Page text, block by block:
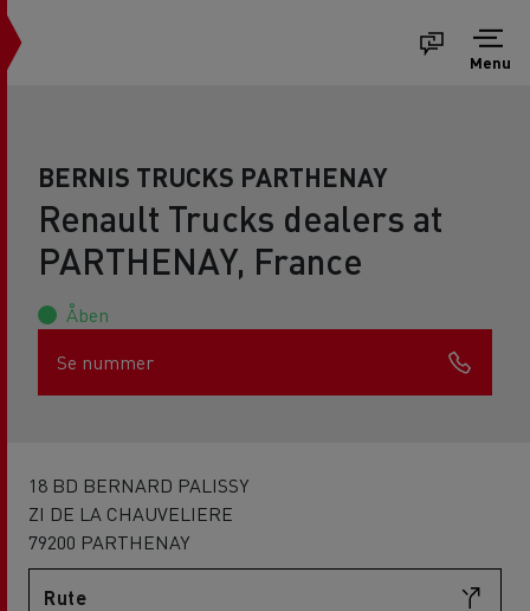
Menu
BERNIS TRUCKS PARTHENAY
Renault Trucks dealers at
PARTHENAY, France
Åben
Se nummer
18 BD BERNARD PALISSY
ZI DE LA CHAUVELIERE
79200 PARTHENAY
Rute